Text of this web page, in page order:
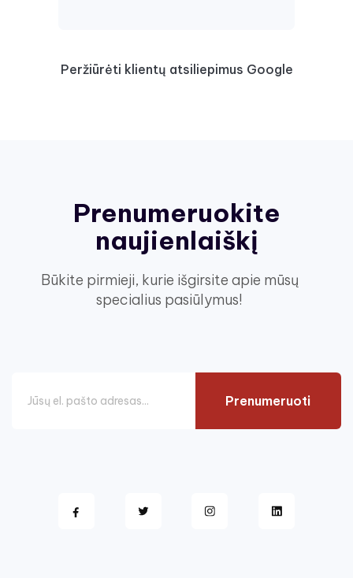
Peržiūrėti klientų atsiliepimus Google
Prenumeruokite
naujienlaiškį
Būkite pirmieji, kurie išgirsite apie mūsų
specialius pasiūlymus!
Prenumeruoti